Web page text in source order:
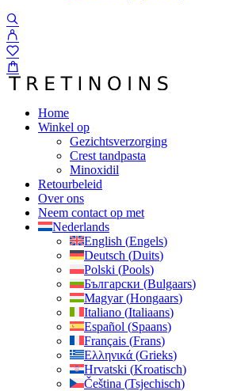
Home
Winkel op
Gezichtsverzorging
Crest tandpasta
Minoxidil
Retourbeleid
Over ons
Neem contact op met
Nederlands
English (Engels)
Deutsch (Duits)
Polski (Pools)
Български (Bulgaars)
Magyar(Hongaars)
Italiano (Italiaans)
Español (Spaans)
Français (Frans)
Ελληνικά (Grieks)
Hrvatski (Kroatisch)
Čeština (Tsjechisch)